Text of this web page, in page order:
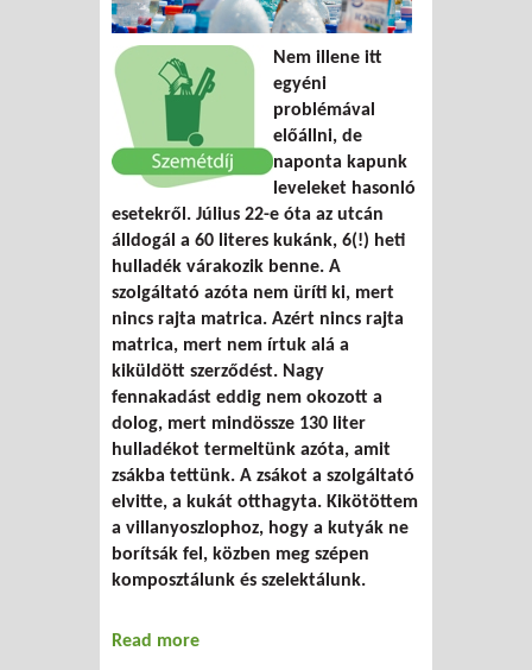
Nem illene itt
egyéni
problémával
előállni, de
naponta kapunk
leveleket hasonló
esetekről. Július 22-e óta az utcán
álldogál a 60 literes kukánk, 6(!) heti
hulladék várakozik benne. A
szolgáltató azóta nem üríti ki, mert
nincs rajta matrica. Azért nincs rajta
matrica, mert nem írtuk alá a
kiküldött szerződést. Nagy
fennakadást eddig nem okozott a
dolog, mert mindössze 130 liter
hulladékot termeltünk azóta, amit
zsákba tettünk. A zsákot a szolgáltató
elvitte, a kukát otthagyta. Kikötöttem
a villanyoszlophoz, hogy a kutyák ne
borítsák fel, közben meg szépen
komposztálunk és szelektálunk.
Read more